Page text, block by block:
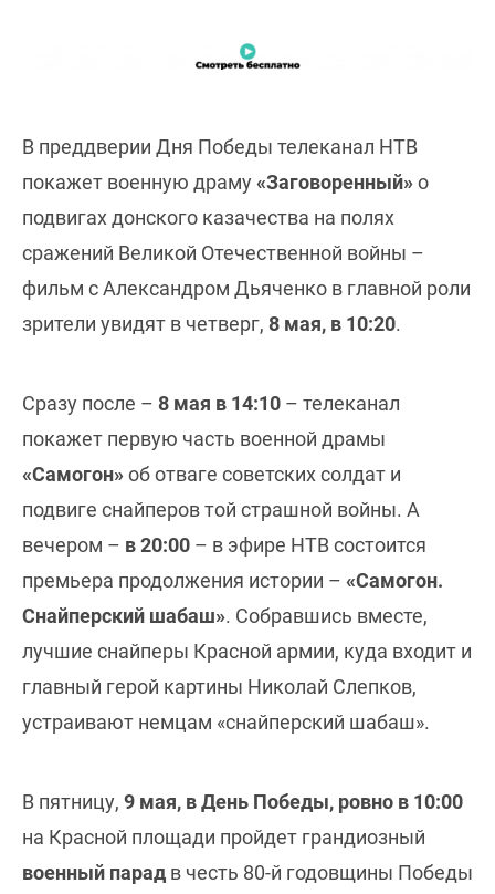
В преддверии Дня Победы телеканал НТВ
покажет военную драму«Заговоренный»о
подвигах донского казачества на полях
сражений Великой Отечественной войны –
фильм с Александром Дьяченко в главной роли
зрители увидят в четверг, 8 мая, в 10:20.
Сразу после – 8 мая в 14:10 – телеканал
покажет первую часть военной драмы
«Самогон»об отваге советских солдат и
подвиге снайперов той страшной войны. А
вечером – в 20:00 – в эфире НТВ состоится
премьера продолжения истории – «Самогон.
Снайперский шабаш». Собравшись вместе,
лучшие снайперы Красной армии, куда входит и
главный герой картины Николай Слепков,
устраивают немцам «снайперский шабаш».
В пятницу, 9 мая, в День Победы, ровно в 10:00
на Красной площади пройдет грандиозный
военный парад в честь 80-й годовщины Победы